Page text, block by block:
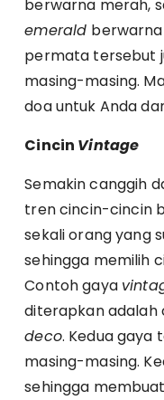
berwarna merah,
emerald
permata tersebut
masing-masing.
doa untuk Anda
Cincin Vintage
Semakin canggih
tren cincin-cincin
sekali orang yang
sehingga memilih
Contoh gaya
diterapkan adalah
deco. Kedua gaya
masing-masing.
sehingga